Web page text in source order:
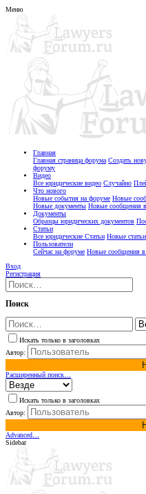
Меню
Главная
Главная страница форума Создать
форуму
Видео
Все юридические видео Случайно
Что нового
Новые события на форуме Новые
Новые документы Новые сообщения
Документы
Образцы юридических документов
Статьи
Все юридические Статьи Новые статьи
Пользователи
Сейчас на форуме Новые сообщения в
Вход
Регистрация
Поиск
Искать только в заголовках
Автор:
Расширенный поиск…
Искать только в заголовках
Автор:
Advanced…
Sidebar